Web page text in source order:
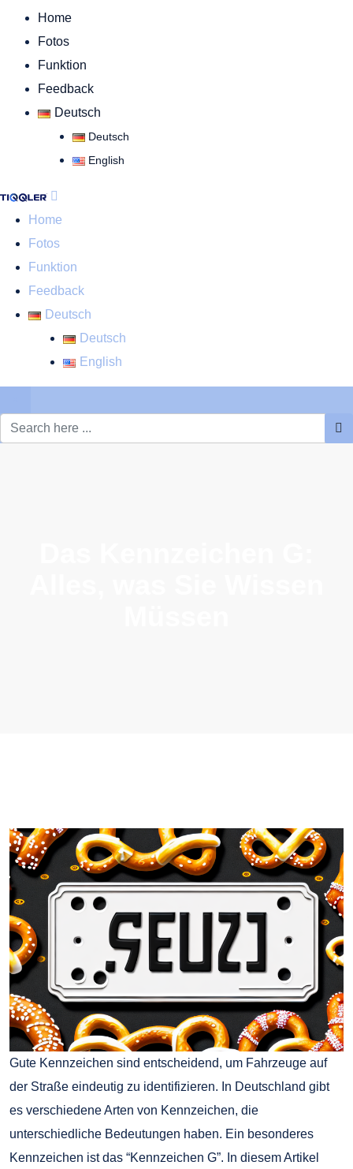
Home
Fotos
Funktion
Feedback
Deutsch
Deutsch
English
Home
Fotos
Funktion
Feedback
Deutsch
Deutsch
English
Gute Kennzeichen sind entscheidend, um Fahrzeuge auf
der Straße eindeutig zu identifizieren. In Deutschland gibt
es verschiedene Arten von Kennzeichen, die
unterschiedliche Bedeutungen haben. Ein besonderes
Kennzeichen ist das “Kennzeichen G”. In diesem Artikel